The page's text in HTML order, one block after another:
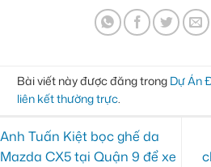
Bài viết này được đăng trong Dự Án
liên kết thường trực.
Anh Tuấn Kiệt bọc ghế da
Mazda CX5 tại Quận 9 để xe